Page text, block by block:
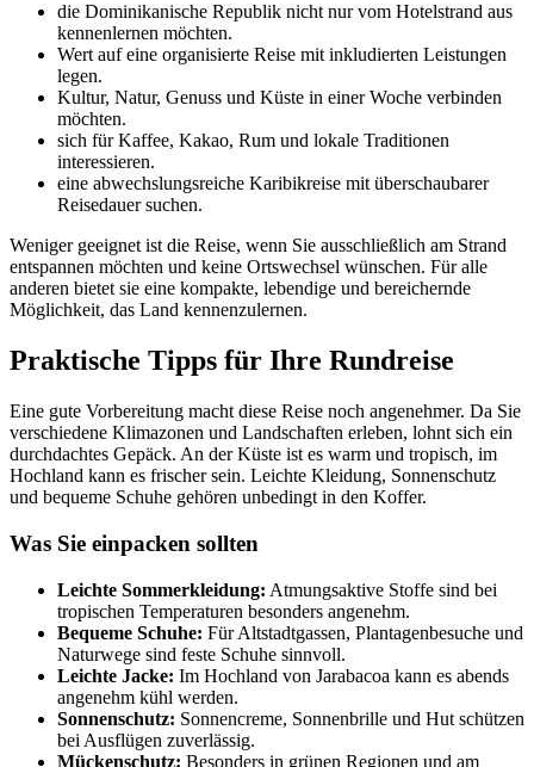
die Dominikanische Republik nicht nur vom Hotelstrand aus
kennenlernen möchten.
Wert auf eine organisierte Reise mit inkludierten Leistungen
legen.
Kultur, Natur, Genuss und Küste in einer Woche verbinden
möchten.
sich für Kaffee, Kakao, Rum und lokale Traditionen
interessieren.
eine abwechslungsreiche Karibikreise mit überschaubarer
Reisedauer suchen.
Weniger geeignet ist die Reise, wenn Sie ausschließlich am Strand
entspannen möchten und keine Ortswechsel wünschen. Für alle
anderen bietet sie eine kompakte, lebendige und bereichernde
Möglichkeit, das Land kennenzulernen.
Praktische Tipps für Ihre Rundreise
Eine gute Vorbereitung macht diese Reise noch angenehmer. Da Sie
verschiedene Klimazonen und Landschaften erleben, lohnt sich ein
durchdachtes Gepäck. An der Küste ist es warm und tropisch, im
Hochland kann es frischer sein. Leichte Kleidung, Sonnenschutz
und bequeme Schuhe gehören unbedingt in den Koffer.
Was Sie einpacken sollten
Leichte Sommerkleidung: Atmungsaktive Stoffe sind bei
tropischen Temperaturen besonders angenehm.
Bequeme Schuhe: Für Altstadtgassen, Plantagenbesuche und
Naturwege sind feste Schuhe sinnvoll.
Leichte Jacke: Im Hochland von Jarabacoa kann es abends
angenehm kühl werden.
Sonnenschutz: Sonnencreme, Sonnenbrille und Hut schützen
bei Ausflügen zuverlässig.
Mückenschutz: Besonders in grünen Regionen und am